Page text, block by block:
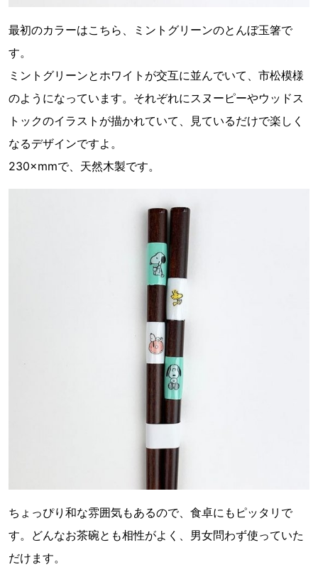
最初のカラーはこちら、ミントグリーンのとんぼ玉箸で
す。
ミントグリーンとホワイトが交互に並んでいて、市松模様
のようになっています。それぞれにスヌーピーやウッドス
トックのイラストが描かれていて、見ているだけで楽しく
なるデザインですよ。
230×mmで、天然木製です。
ちょっぴり和な雰囲気もあるので、食卓にもピッタリで
す。どんなお茶碗とも相性がよく、男女問わず使っていた
だけます。